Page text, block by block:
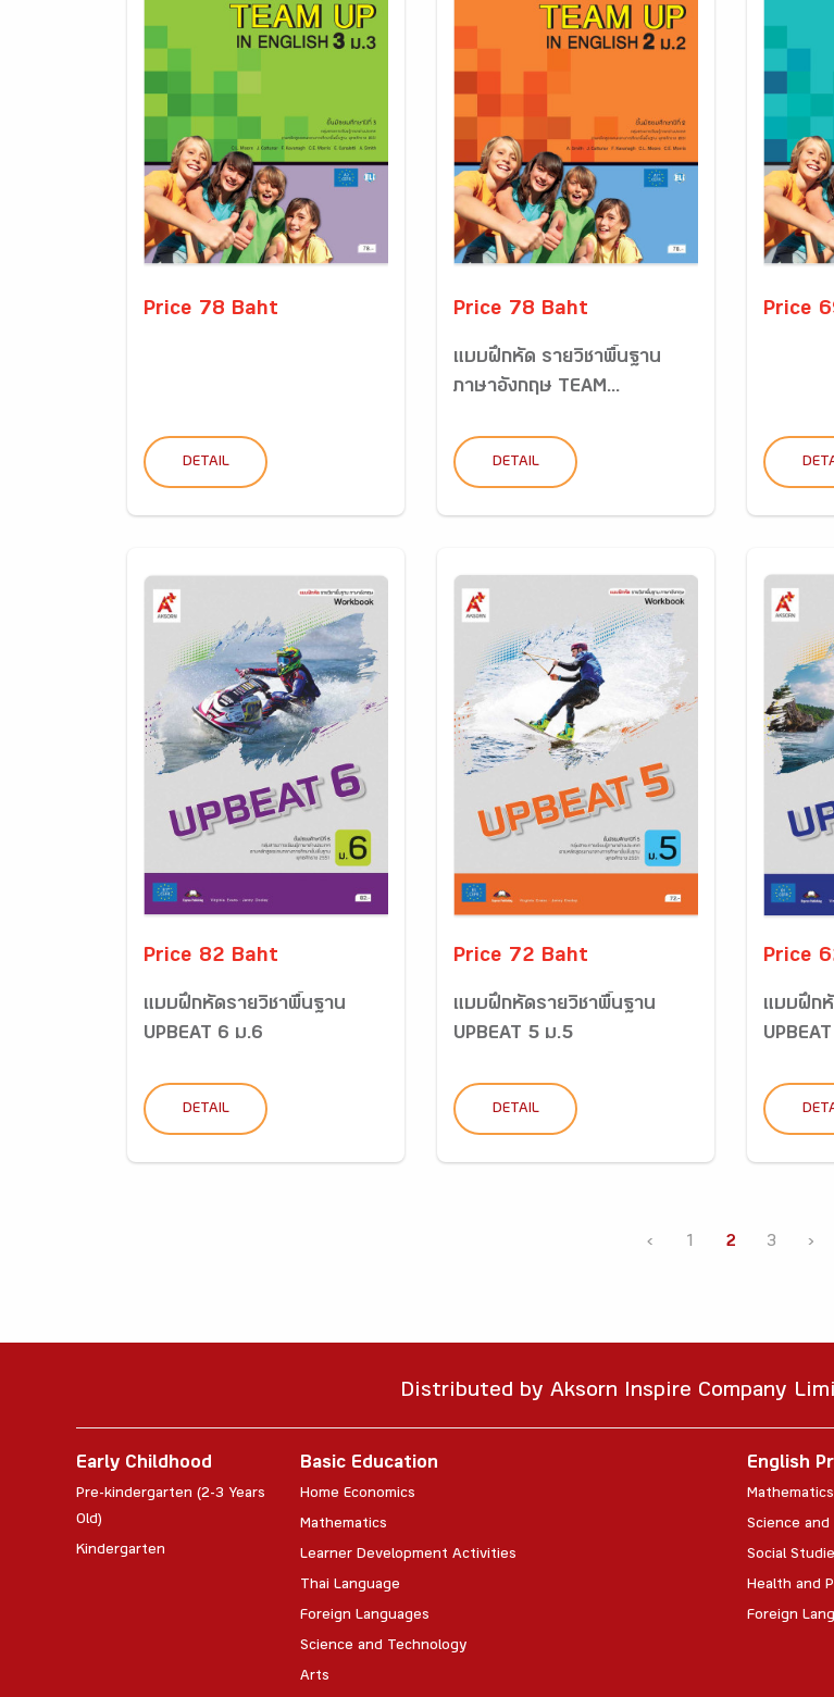
Price 78 Baht
DETAIL
Price 78 Baht
แบบฝึกหัด รายวิชาพื้นฐาน
ภาษาอังกฤษ TEAM...
DETAIL
Price
Price 82 Baht
แบบฝึกหัดรายวิชาพื้นฐาน
UPBEAT 6 ม.6
DETAIL
Price 72 Baht
แบบฝึกหัดรายวิชาพื้นฐาน
UPBEAT 5 ม.5
DETAIL
Price
แบบฝึก
‹ 1 2 3 ›
Distributed by Aksorn Inspire Company
Early Childhood
Pre-kindergarten (2-3 Years
Old)
Kindergarten
Basic Education
Home Economics
Mathematics
Learner Development Activities
Thai Language
Foreign Languages
Science and Technology
Arts
English
Mathematics
Science
Social
Health and
Foreign